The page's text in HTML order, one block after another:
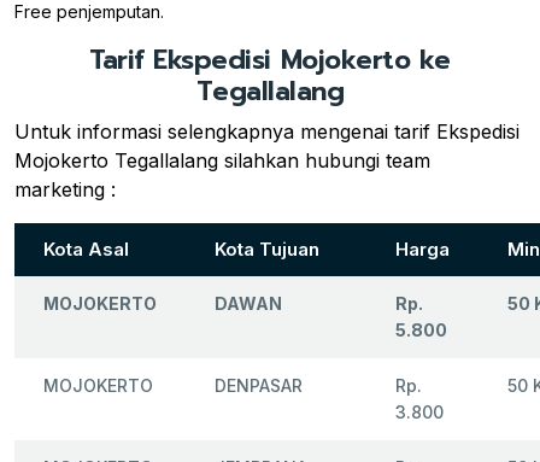
Free penjemputan.
Tarif Ekspedisi Mojokerto ke
Tegallalang
Untuk informasi selengkapnya mengenai tarif Ekspedisi
Mojokerto Tegallalang silahkan hubungi team
marketing :
Kota Asal Kota Tujuan Harga
MOJOKERTO DAWAN
Rp.
5.800
50
MOJOKERTO DENPASAR
Rp.
3.800
50